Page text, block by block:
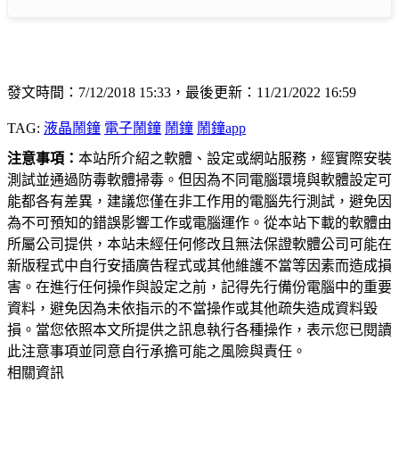
發文時間：7/12/2018 15:33，最後更新：11/21/2022 16:59
TAG: 液晶鬧鐘 電子鬧鐘 鬧鐘 鬧鐘app
注意事項： 本站所介紹之軟體、設定或網站服務，經實際安裝
測試並通過防毒軟體掃毒。但因為不同電腦環境與軟體設定可
能都各有差異，建議您僅在非工作用的電腦先行測試，避免因
為不可預知的錯誤影響工作或電腦運作。從本站下載的軟體由
所屬公司提供，本站未經任何修改且無法保證軟體公司可能在
新版程式中自行安插廣告程式或其他維護不當等因素而造成損
害。在進行任何操作與設定之前，記得先行備份電腦中的重要
資料，避免因為未依指示的不當操作或其他疏失造成資料毀
損。當您依照本文所提供之訊息執行各種操作，表示您已閱讀
此注意事項並同意自行承擔可能之風險與責任。
相關資訊